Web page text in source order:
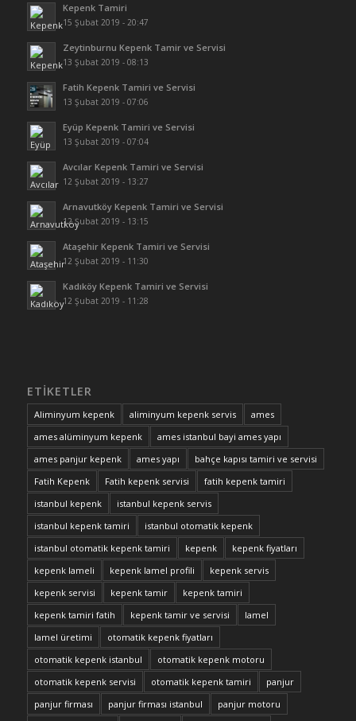
Kepenk Tamiri
15 Şubat 2019 - 20:47
Zeytinburnu Kepenk Tamir ve Servisi
13 Şubat 2019 - 08:13
Fatih Kepenk Tamiri ve Servisi
13 Şubat 2019 - 07:06
Eyüp Kepenk Tamiri ve Servisi
13 Şubat 2019 - 07:04
Avcılar Kepenk Tamiri ve Servisi
12 Şubat 2019 - 13:27
Arnavutköy Kepenk Tamiri ve Servisi
12 Şubat 2019 - 13:15
Ataşehir Kepenk Tamiri ve Servisi
12 Şubat 2019 - 11:30
Kadıköy Kepenk Tamiri ve Servisi
12 Şubat 2019 - 11:28
ETIKETLER
Aliminyum kepenk aliminyum kepenk servis
ames
ames alüminyum kepenk
ames istanbul bayi ames yapı
ames panjur kepenk
ames yapı
bahçe kapısı tamiri ve servisi
Fatih Kepenk
Fatih kepenk servisi
fatih kepenk tamiri
istanbul kepenk
istanbul kepenk servis
istanbul kepenk tamiri
istanbul otomatik kepenk
istanbul otomatik kepenk tamiri
kepenk
kepenk fiyatları
kepenk lameli
kepenk lamel profili
kepenk servis
kepenk servisi
kepenk tamir
kepenk tamiri
kepenk tamiri fatih
kepenk tamir ve servisi
lamel
lamel üretimi
otomatik kepenk fiyatları
otomatik kepenk istanbul
otomatik kepenk motoru
otomatik kepenk servisi
otomatik kepenk tamiri
panjur
panjur firması
panjur firması istanbul
panjur motoru